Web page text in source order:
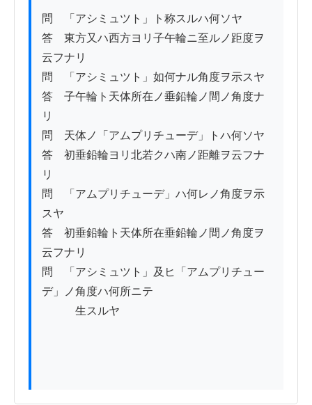
問　「アシミュツト」ト称スルハ何ソヤ
答　東方又ハ西方ヨリ子午輪ニ至ルノ距度ヲ
云フナリ
問　「アシミュツト」如何ナル角度ヲ示スヤ
答　子午輪ト天体所在ノ垂鉛輪ノ間ノ角度ナ
リ
問　天体ノ「アムプリチューデ」トハ何ソヤ
答　初垂鉛輪ヨリ北若クハ南ノ距離ヲ云フナ
リ
問　「アムプリチューデ」ハ何レノ角度ヲ示
スヤ
答　初垂鉛輪ト天体所在垂鉛輪ノ間ノ角度ヲ
云フナリ
問　「アシミュツト」及ヒ「アムプリチュー
デ」ノ角度ハ何所ニテ
生スルヤ